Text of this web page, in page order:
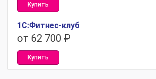
Купить
1С:Фитнес-клуб
от 62 700 ₽
Купить